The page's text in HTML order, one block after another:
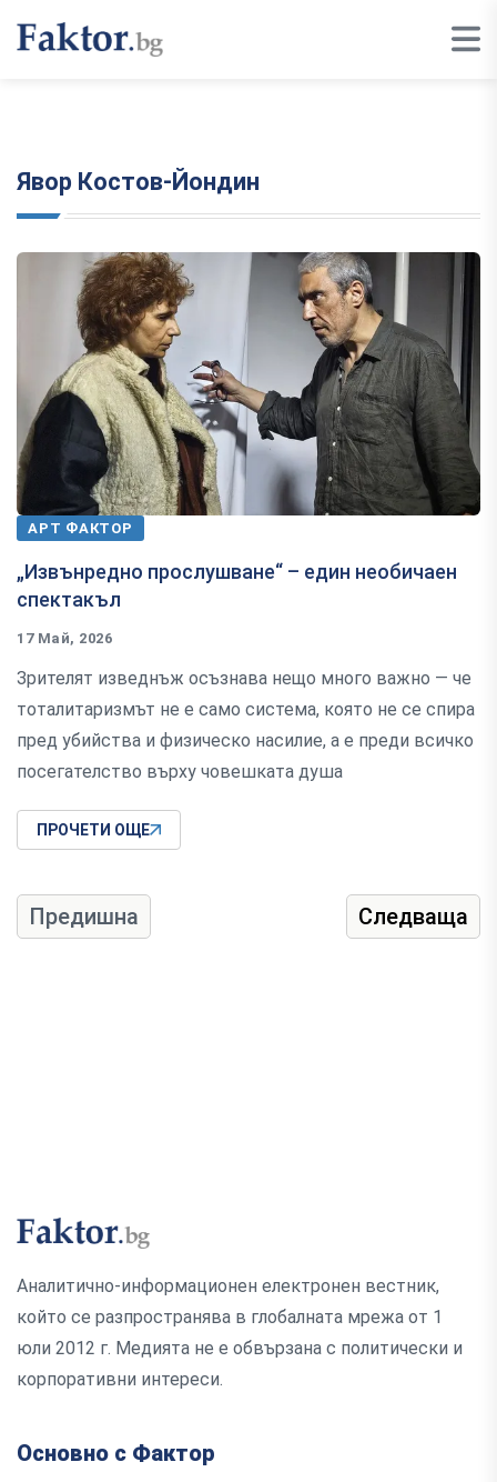
Явор Костов-Йондин
АРТ ФАКТОР
„Извънредно прослушване“ – един необичаен
спектакъл
17 Май, 2026
Зрителят изведнъж осъзнава нещо много важно — че
тоталитаризмът не е само система, която не се спира
пред убийства и физическо насилие, а е преди всичко
посегателство върху човешката душа
ПРОЧЕТИ ОЩЕ
Предишна Следваща
Аналитично-информационен електронен вестник,
който се разпространява в глобалната мрежа от 1
юли 2012 г. Медията не е обвързана с политически и
корпоративни интереси.
Основно с Фактор